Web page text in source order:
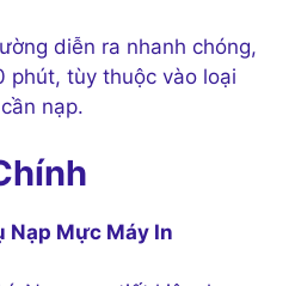
diễn ra nhanh chóng,
phút, tùy thuộc vào loại
nạp.
Nạp Mực Máy In